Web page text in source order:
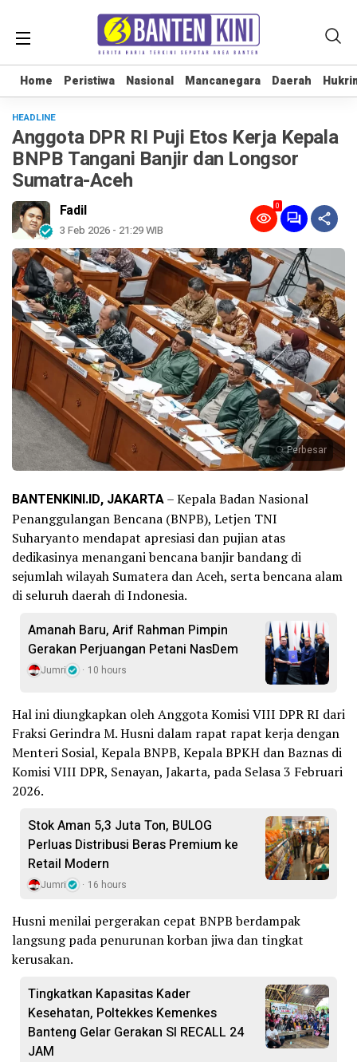
Home Peristiwa Nasional Mancanegara Daerah
Home Peristiwa Nasional Mancanegara Daerah
HEADLINE
Anggota DPR RI Puji Etos Kerja Kepala
BNPB Tangani Banjir dan Longsor
Sumatra-Aceh
Fadil
3 Feb 2026 - 21:29 WIB
0
Perbesar
BANTENKINI.ID, JAKARTA– Kepala Badan Nasional
Penanggulangan Bencana (BNPB), Letjen TNI
Suharyanto mendapat apresiasi dan pujian atas
dedikasinya menangani bencana banjir bandang di
sejumlah wilayah Sumatera dan Aceh, serta bencana alam
di seluruh daerah di Indonesia.
Amanah Baru, Arif Rahman Pimpin
Gerakan Perjuangan Petani NasDem
Jumri 10 hours
Hal ini diungkapkan oleh Anggota Komisi VIII DPR RI dari
Fraksi Gerindra M. Husni dalam rapat rapat kerja dengan
Menteri Sosial, Kepala BNPB, Kepala BPKH dan Baznas di
Komisi VIII DPR, Senayan, Jakarta, pada Selasa 3 Februari
2026.
Stok Aman 5,3 Juta Ton, BULOG
Perluas Distribusi Beras Premium ke
Retail Modern
Jumri 16 hours
Husni menilai pergerakan cepat BNPB berdampak
langsung pada penurunan korban jiwa dan tingkat
kerusakan.
Tingkatkan Kapasitas Kader
Kesehatan, Poltekkes Kemenkes
Banteng Gelar Gerakan SI RECALL 24
JAM